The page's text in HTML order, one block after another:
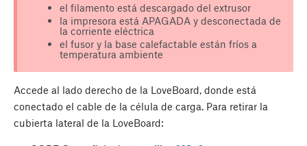
el filamento está descargado del extrusor
la impresora está APAGADA y desconectada de
la corriente eléctrica
el fusor y la base calefactable están fríos a
temperatura ambiente
Accede al lado derecho de la LoveBoard, donde está
conectado el cable de la célula de carga. Para retirar la
cubierta lateral de la LoveBoard: